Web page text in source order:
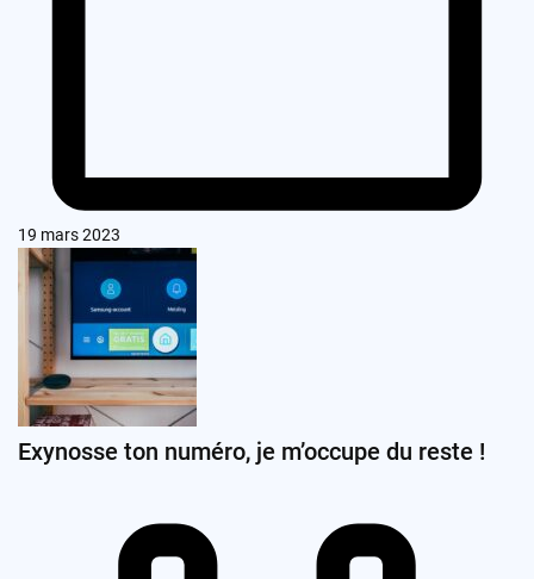
19 mars 2023
Exynosse ton numéro, je m’occupe du reste !